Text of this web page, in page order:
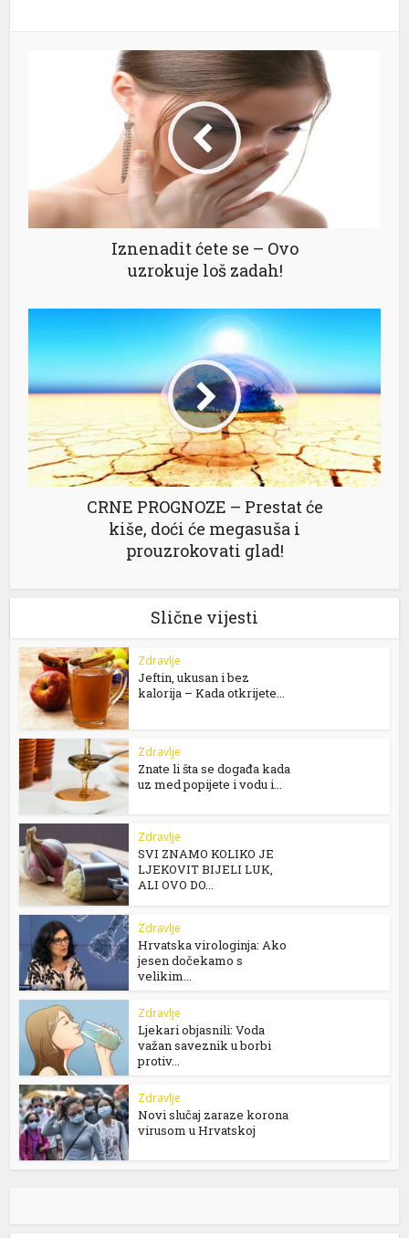
Iznenadit ćete se – Ovo
uzrokuje loš zadah!
CRNE PROGNOZE – Prestat će
kiše, doći će megasuša i
prouzrokovati glad!
Slične vijesti
Zdravlje
Jeftin, ukusan i bez
kalorija – Kada otkrijete...
Zdravlje
Znate li šta se događa kada
uz med popijete i vodu i...
Zdravlje
SVI ZNAMO KOLIKO JE
LJEKOVIT BIJELI LUK,
ALI OVO DO...
Zdravlje
Hrvatska virologinja: Ako
jesen dočekamo s
velikim...
Zdravlje
Ljekari objasnili: Voda
važan saveznik u borbi
protiv...
Zdravlje
Novi slučaj zaraze korona
virusom u Hrvatskoj